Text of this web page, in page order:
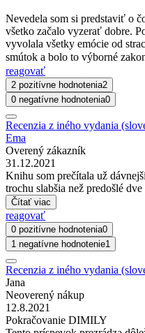
Nevedela som si predstaviť o
všetko začalo vyzerať dobre.
vyvolala všetky emócie od
smútok a bolo to výborné
reagovať
2 pozitívne hodnotenia2
0 negatívne hodnotenia0
Recenzia z iného vydania
Ema
Overený zákazník
31.12.2021
Knihu som prečítala už
trochu slabšia než predošlé
Čítať viac
reagovať
0 pozitívne hodnotenia0
1 negatívne hodnotenie1
Recenzia z iného vydania
Jana
Neoverený nákup
12.8.2021
Pokračovanie DIMILY